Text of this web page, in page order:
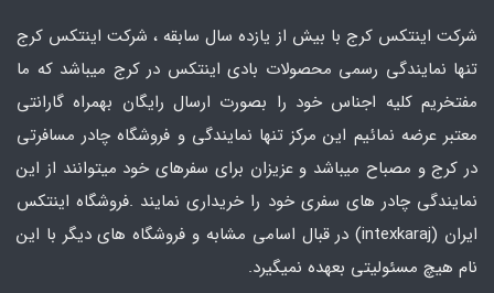
شرکت اینتکس کرج با بیش از یازده سال سابقه ، شرکت اینتکس کرج
تنها نمایندگی رسمی محصولات بادی اینتکس در کرج میباشد که ما
مفتخریم کلیه اجناس خود را بصورت ارسال رایگان بهمراه گارانتی
معتبر عرضه نمائیم این مرکز تنها نمایندگی و فروشگاه چادر مسافرتی
در کرج و مصباح میباشد و عزیزان برای سفرهای خود میتوانند از این
نمایندگی چادر های سفری خود را خریداری نمایند .فروشگاه اینتکس
ایران
(intexkaraj) در قبال اسامی مشابه و فروشگاه های دیگر با این
نام هیچ مسئولیتی بعهده نمیگیرد.